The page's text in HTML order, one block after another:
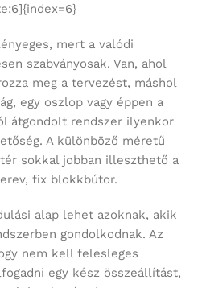
mert a valódi
szabványosak. Van, ahol
meg a tervezést, máshol
egy oszlop vagy éppen a
átgondolt rendszer ilyenkor
A különböző méretű
sokkal jobban illeszthető a
fix blokkbútor.
alap lehet azoknak, akik
gondolkodnak. Az
nem kell felesleges
egy kész összeállítást,